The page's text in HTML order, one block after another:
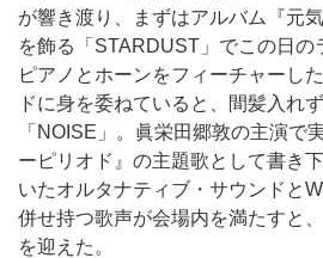
が響き渡り、まずはアルバム『元
を飾る「STARDUST」でこの日の
ピアノとホーンをフィーチャーし
ドに身を委ねていると、間髪入れ
「NOISE」。眞栄田郷敦の主演で
ーピリオド』の主題歌として書き
いたオルタナティブ・サウンドと
併せ持つ歌声が会場内を満たすと
を迎えた。